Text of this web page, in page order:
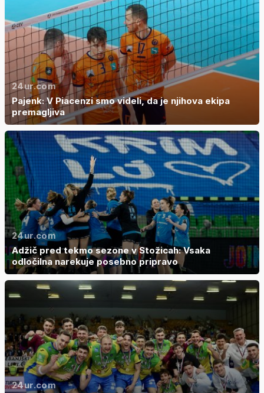
24ur.com
Pajenk: V Piacenzi smo videli, da je njihova ekipa
premagljiva
24ur.com
Adžič pred tekmo sezone v Stožicah: Vsaka
odločilna narekuje posebno pripravo
24ur.com